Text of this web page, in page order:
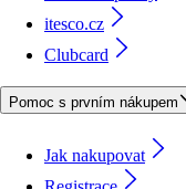
itesco.cz
Clubcard
Pomoc s prvním nákupem
Jak nakupovat